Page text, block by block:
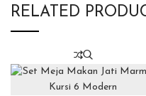
RELATED